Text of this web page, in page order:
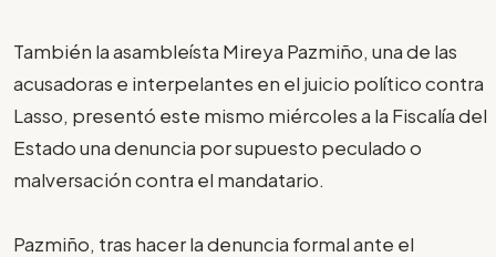
También la asambleísta Mireya Pazmiño, una de las
acusadoras e interpelantes en el juicio político contra
Lasso, presentó este mismo miércoles a la Fiscalía del
Estado una denuncia por supuesto peculado o
malversación contra el mandatario.
Pazmiño, tras hacer la denuncia formal ante el